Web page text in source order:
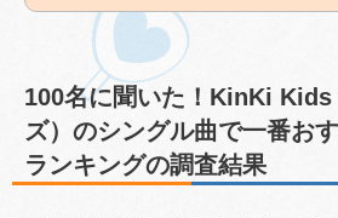
100名に聞いた！KinKi Kids
ズ）のシングル曲で一番お
ランキングの調査結果